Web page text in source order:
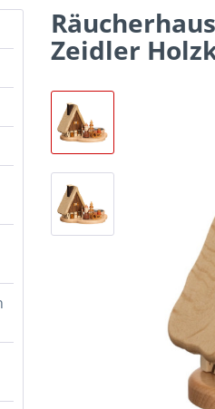
Zeidler